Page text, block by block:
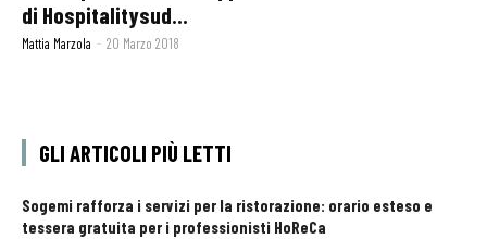
di Hospitalitysud...
Mattia Marzola - 20 Marzo 2018
GLI ARTICOLI PIÙ LETTI
Sogemi rafforza i servizi per la ristorazione: orario esteso e
tessera gratuita per i professionisti HoReCa